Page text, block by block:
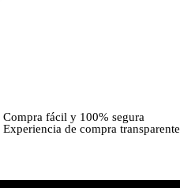
Compra fácil y 100% segura
Experiencia de compra transparente